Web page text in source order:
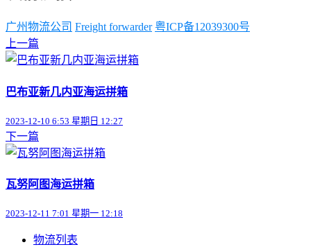
广州物流公司 Freight forwarder 粤ICP备12039300号
上一篇
巴布亚新几内亚海运拼箱
2023-12-10 6:53 星期日 12:27
下一篇
瓦努阿图海运拼箱
2023-12-11 7:01 星期一 12:18
物流列表